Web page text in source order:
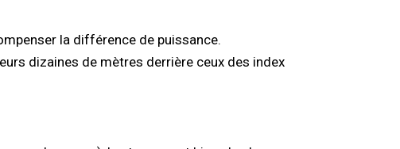
la différence de puissance.
dizaines de mètres derrière ceux des index